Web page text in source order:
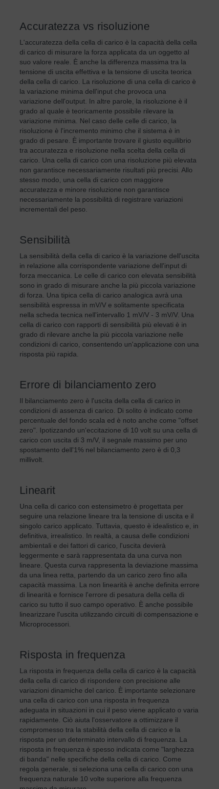
Accuratezza vs risoluzione
L'accuratezza della cella di carico è la capacità della cella
di carico di misurare la forza applicata da un oggetto al
suo valore reale. È anche la differenza massima tra la
tensione di uscita effettiva e la tensione di uscita teorica
della cella di carico. La risoluzione di una cella di carico è
la variazione minima dell'input che provoca una
variazione dell'output. In altre parole, la risoluzione è il
grado al quale è teoricamente possibile rilevare la
variazione minima. Nel caso delle celle di carico, la
risoluzione è l'incremento minimo che il sistema è in
grado di pesare. È importante trovare il giusto equilibrio
tra accuratezza e risoluzione nella scelta della cella di
carico. Una cella di carico con una risoluzione più elevata
non garantisce necessariamente risultati più precisi. Allo
stesso modo, una cella di carico con maggiore
accuratezza e minore risoluzione non garantisce
necessariamente la possibilità di registrare variazioni
incrementali del peso.
Sensibilità
La sensibilità della cella di carico è la variazione dell'uscita
in relazione alla corrispondente variazione dell'input di
forza meccanica. Le celle di carico con elevata sensibilità
sono in grado di misurare anche la più piccola variazione
di forza. Una tipica cella di carico analogica avrà una
sensibilità espressa in mV/V e solitamente specificata
nella scheda tecnica nell'intervallo 1 mV/V - 3 mV/V. Una
cella di carico con rapporti di sensibilità più elevati è in
grado di rilevare anche la più piccola variazione nelle
condizioni di carico, consentendo un'applicazione con una
risposta più rapida.
Errore di bilanciamento zero
Il bilanciamento zero è l'uscita della cella di carico in
condizioni di assenza di carico. Di solito è indicato come
percentuale del fondo scala ed è noto anche come "offset
zero". Ipotizzando un'eccitazione di 10 volt su una cella di
carico con uscita di 3 m/V, il segnale massimo per uno
spostamento dell'1% nel bilanciamento zero è di 0,3
millivolt.
Linearit
Una cella di carico con estensimetro è progettata per
seguire una relazione lineare tra la tensione di uscita e il
singolo carico applicato. Tuttavia, questo è idealistico e, in
definitiva, irrealistico. In realtà, a causa delle condizioni
ambientali e dei fattori di carico, l'uscita devierà
leggermente e sarà rappresentata da una curva non
lineare. Questa curva rappresenta la deviazione massima
da una linea retta, partendo da un carico zero fino alla
capacità massima. La non linearità è anche definita errore
di linearità e fornisce l'errore di pesatura della cella di
carico su tutto il suo campo operativo. È anche possibile
linearizzare l'uscita utilizzando circuiti di compensazione e
Microprocessori.
Risposta in frequenza
La risposta in frequenza della cella di carico è la capacità
della cella di carico di rispondere con precisione alle
variazioni dinamiche del carico. È importante selezionare
una cella di carico con una risposta in frequenza
adeguata in situazioni in cui il peso viene applicato o varia
rapidamente. Ciò aiuta l'osservatore a ottimizzare il
compromesso tra la stabilità della cella di carico e la
risposta per un determinato intervallo di frequenza. La
risposta in frequenza è spesso indicata come "larghezza
di banda" nelle specifiche della cella di carico. Come
regola generale, si seleziona una cella di carico con una
frequenza naturale 10 volte superiore alla frequenza